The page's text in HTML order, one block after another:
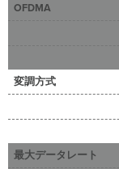
OFDMA
変調方式
最大データレート